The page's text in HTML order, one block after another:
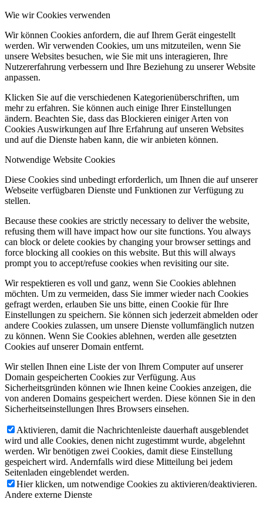
Wie wir Cookies verwenden
Wir können Cookies anfordern, die auf Ihrem Gerät eingestellt
werden. Wir verwenden Cookies, um uns mitzuteilen, wenn Sie
unsere Websites besuchen, wie Sie mit uns interagieren, Ihre
Nutzererfahrung verbessern und Ihre Beziehung zu unserer Website
anpassen.
Klicken Sie auf die verschiedenen Kategorienüberschriften, um
mehr zu erfahren. Sie können auch einige Ihrer Einstellungen
ändern. Beachten Sie, dass das Blockieren einiger Arten von
Cookies Auswirkungen auf Ihre Erfahrung auf unseren Websites
und auf die Dienste haben kann, die wir anbieten können.
Notwendige Website Cookies
Diese Cookies sind unbedingt erforderlich, um Ihnen die auf unserer
Webseite verfügbaren Dienste und Funktionen zur Verfügung zu
stellen.
Because these cookies are strictly necessary to deliver the website,
refusing them will have impact how our site functions. You always
can block or delete cookies by changing your browser settings and
force blocking all cookies on this website. But this will always
prompt you to accept/refuse cookies when revisiting our site.
Wir respektieren es voll und ganz, wenn Sie Cookies ablehnen
möchten. Um zu vermeiden, dass Sie immer wieder nach Cookies
gefragt werden, erlauben Sie uns bitte, einen Cookie für Ihre
Einstellungen zu speichern. Sie können sich jederzeit abmelden oder
andere Cookies zulassen, um unsere Dienste vollumfänglich nutzen
zu können. Wenn Sie Cookies ablehnen, werden alle gesetzten
Cookies auf unserer Domain entfernt.
Wir stellen Ihnen eine Liste der von Ihrem Computer auf unserer
Domain gespeicherten Cookies zur Verfügung. Aus
Sicherheitsgründen können wie Ihnen keine Cookies anzeigen, die
von anderen Domains gespeichert werden. Diese können Sie in den
Sicherheitseinstellungen Ihres Browsers einsehen.
Aktivieren, damit die Nachrichtenleiste dauerhaft ausgeblendet
wird und alle Cookies, denen nicht zugestimmt wurde, abgelehnt
werden. Wir benötigen zwei Cookies, damit diese Einstellung
gespeichert wird. Andernfalls wird diese Mitteilung bei jedem
Seitenladen eingeblendet werden.
Hier klicken, um notwendige Cookies zu aktivieren/deaktivieren.
Andere externe Dienste